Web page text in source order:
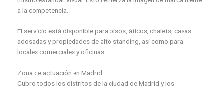
a la competencia.
El servicio está disponible para pisos, áticos, chalets, casas
adosadas y propiedades de alto standing, así como para
locales comerciales y oficinas.
Zona de actuación en Madrid
Cubro todos los distritos de la ciudad de Madrid y los